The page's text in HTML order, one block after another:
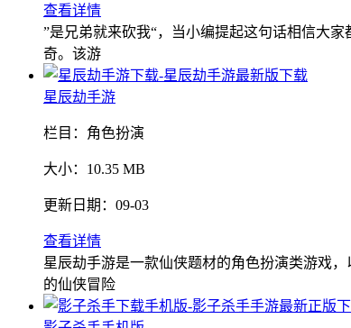
查看详情
”是兄弟就来砍我“，当小编提起这句话相信大
奇。该游
星辰劫手游
栏目： 角色扮演
大小： 10.35 MB
更新日期： 09-03
查看详情
星辰劫手游是一款仙侠题材的角色扮演类游戏
的仙侠冒险